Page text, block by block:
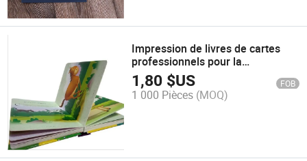
Impression de livres de cartes
professionnels pour la
production, livres de littérature
pour enfants, reliure en carton
1,80 $US FOB
1 000 Pièces (MOQ)